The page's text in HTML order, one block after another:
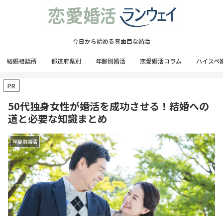
今日から始める真面目な婚活
結婚相談所 都道府県別 年齢別婚活 恋愛婚活コラム ハイスペ
PR
50代独身女性が婚活を成功させる！結婚への
道と必要な知識まとめ
年齢別婚活